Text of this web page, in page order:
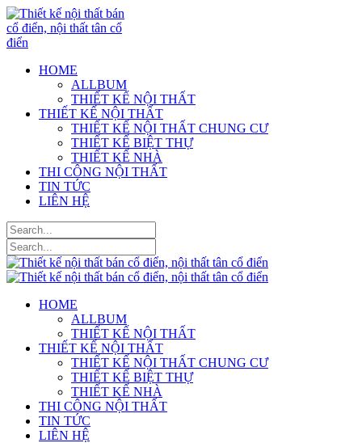
HOME
ALLBUM
THIẾT KẾ NỘI THẤT
THIẾT KẾ NỘI THẤT
THIẾT KẾ NỘI THẤT CHUNG CƯ
THIẾT KẾ BIỆT THỰ
THIẾT KẾ NHÀ
THI CÔNG NỘI THẤT
TIN TỨC
LIÊN HỆ
HOME
ALLBUM
THIẾT KẾ NỘI THẤT
THIẾT KẾ NỘI THẤT
THIẾT KẾ NỘI THẤT CHUNG CƯ
THIẾT KẾ BIỆT THỰ
THIẾT KẾ NHÀ
THI CÔNG NỘI THẤT
TIN TỨC
LIÊN HỆ